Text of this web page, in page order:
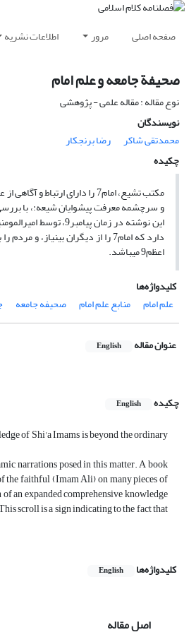
صفحه اصلی مرور اطلاعات نشریه
صحیفة جامعه و علم امام
نوع مقاله : مقاله علمی - پژوهشی
نویسندگان
محمدتقی شاکر
رضا برنجکار
چکیده
مکتب تشیع، امام7 را دارای
و سرچشمه معرفت پیشوایان شیعه:، با
دارد که امام7 را از دیگران
اعظم9 می‏باشد.
کلیدواژه‌ها
علم امام
منابع علم امام صحیفه جامعه
عنوان مقاله English
چکیده English
of Shi'a Imams is beyond the ordinary
narrations posed in this matter. A book
the faithful (Imam Ali) on many pieces of
an expanded comprehensive knowledge
scroll is a sign indicating to the fact that
کلیدواژه‌ها English
اصل مقاله